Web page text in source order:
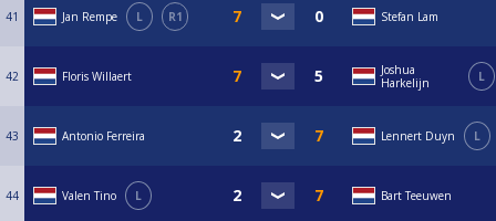
41 Jan Rempe L R1 Stefan Lam
42 Floris Willaert
Joshua
Harkelijn
L
43 Antonio Ferreira Lennert Duyn L
44 Valen Tino L Bart Teeuwen